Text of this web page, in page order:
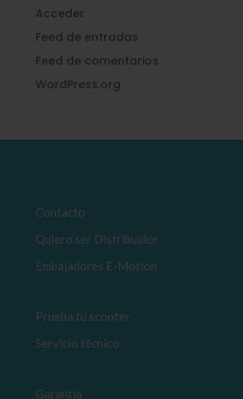
Acceder
Feed de entradas
Feed de comentarios
WordPress.org
Contacto
Quiero ser Distribuidor
Embajadores E-Motion
Prueba tu scooter
Servicio técnico
Garantía